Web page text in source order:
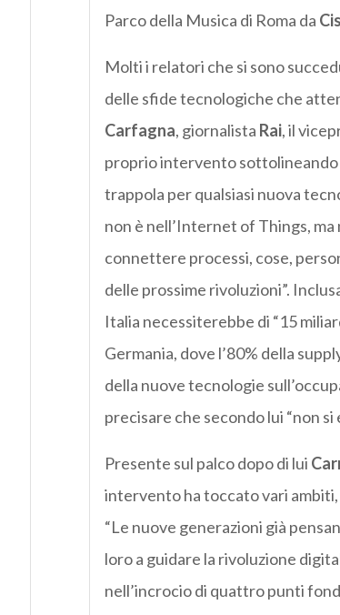
Parco della Musica di Roma da
Molti i relatori che si sono
delle sfide tecnologiche che
Carfagna, giornalista Rai, il
proprio intervento sottolineando
trappola per qualsiasi nuova
non è nell’Internet of Things,
connettere processi, cose,
delle prossime rivoluzioni”.
Italia necessiterebbe di “15
Germania, dove l’80% della
della nuove tecnologie
precisare che secondo lui “non
Presente sul palco dopo di lui
intervento ha toccato vari
“Le nuove generazioni già
loro a guidare la rivoluzione
nell’incrocio di quattro punti